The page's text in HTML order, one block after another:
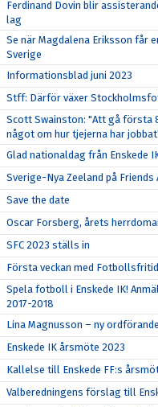
Ferdinand Dovin blir
lag
Se när Magdalena Eriksson får
Sverige
Informationsblad juni 2023
Stff: Därför växer
Scott Swainston: "Att gå första
något om hur tjejerna har
Glad nationaldag från Enskede
Sverige-Nya Zeeland på Friends
Save the date
Oscar Forsberg, årets
SFC 2023 ställs in
Första veckan med
Spela fotboll i Enskede IK!
2017-2018
Lina Magnusson – ny
Enskede IK årsmöte 2023
Kallelse till Enskede FF:s
Valberedningens förslag till